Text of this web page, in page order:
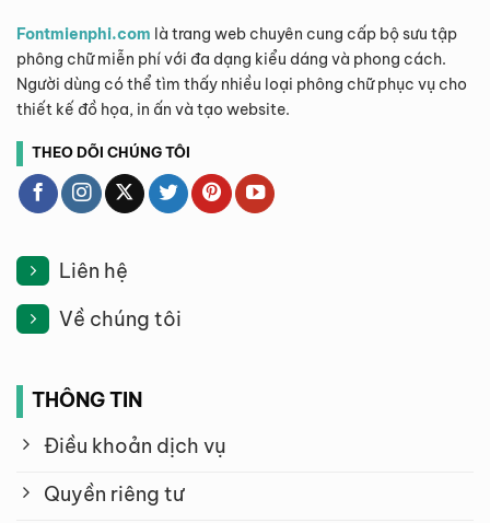
Fontmienphi.com là trang web chuyên cung cấp bộ sưu tập
phông chữ miễn phí với đa dạng kiểu dáng và phong cách.
Người dùng có thể tìm thấy nhiều loại phông chữ phục vụ cho
thiết kế đồ họa, in ấn và tạo website.
THEO DÕI CHÚNG TÔI
Liên hệ
Về chúng tôi
THÔNG TIN
Điều khoản dịch vụ
Quyền riêng tư